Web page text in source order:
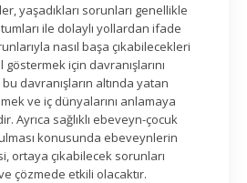
yaşadıkları sorunları genellikle
ile dolaylı yollardan ifade
nasıl başa çıkabilecekleri
için davranışlarını
davranışların altında yatan
ve iç dünyalarını anlamaya
Ayrıca sağlıklı ebeveyn-çocuk
konusunda ebeveynlerin
ortaya çıkabilecek sorunları
çözmede etkili olacaktır.